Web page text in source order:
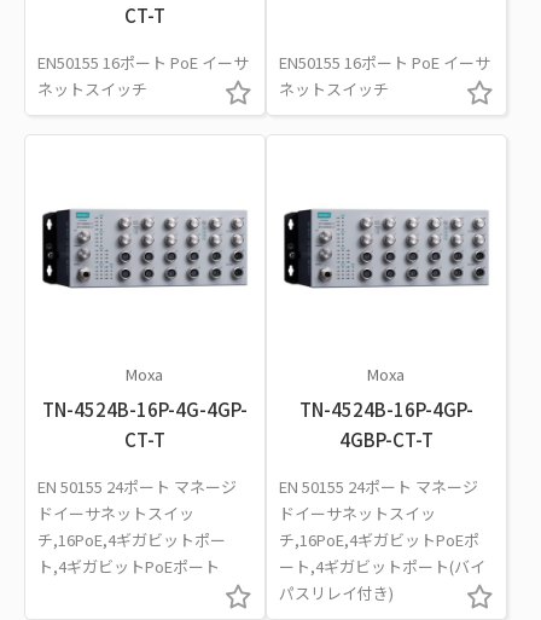
CT-T
EN50155 16ポート PoE イーサ
ネットスイッチ
EN50155 16ポート PoE イーサ
ネットスイッチ
Moxa
TN-4524B-16P-4G-4GP-
CT-T
EN 50155 24ポート マネージ
ドイーサネットスイッ
チ,16PoE,4ギガビットポー
ト,4ギガビットPoEポート
Moxa
TN-4524B-16P-4GP-
4GBP-CT-T
EN 50155 24ポート マネージ
ドイーサネットスイッ
チ,16PoE,4ギガビットPoEポ
ート,4ギガビットポート(バイ
パスリレイ付き)